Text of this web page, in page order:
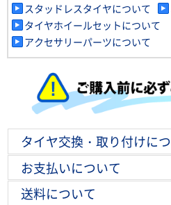
スタッドレスタイヤについて
タイヤホイールセットについて
アクセサリーパーツについて
タイヤ交換・取り付けに
お支払いについて
送料について